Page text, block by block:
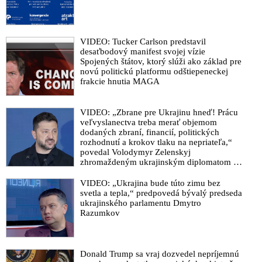
Donald Trump otočil a podporil hlasovanie o zverejnení spisov
týkajúcich sa organizátora pedofilnej siete Jeffreyho Epsteina.
„Nemáme čo skrývať,“ vyhlásil prezident USA
Donald Trump v primárkach do Kongresu nepodporí svoju
republikánsku podporovateľku Marjorie Taylor Greeneovú,
ktorá požaduje zverejnenie všetkých dokumentov súvisiacich s
kauzou Jeffreyho Epsteina, kritizovala prezidentovo
Pásme Gazy nazvala genocídou. Šéf Bieleho domu ju označil
za „zradkyňu“ republikánov. Rovnakým spôsobom zaútočil aj
na libertariánskeho republikánskeho kongresmana Thomasa
Massieho, ktorý prehovoril o negatívnom vplyve nátlakovej
skupiny AIPAC na tvorbu americkej politiky v prospech štátu
Donald Trump chce nechať vyšetrovať napojenie exprezidenta
Billa Clintona, americkej banky JPMorgan Chase, bývalého
prezidenta Harvardovej univerzity Larryho Summersa a
ďalších osôb na organizátora pedofilnej siete Jeffreyho
Epsteina
Exminister zahraničia Miroslav Lajčák komentoval svoju
VIDEO: Tucker Carlson predstavil
desaťbodový manifest svojej vízie
Spojených štátov, ktorý slúži ako základ pre
novú politickú platformu odštiepeneckej
frakcie hnutia MAGA
VIDEO: „Zbrane pre Ukrajinu hneď! Prácu
veľvyslanectva treba merať objemom
dodaných zbraní, financií, politických
rozhodnutí a krokov tlaku na nepriateľa,“
povedal Volodymyr Zelenskyj
zhromaždeným ukrajinským diplomatom v
že USA Ukrajine nedodajú protiraketové
systémy Patriot
VIDEO: „Ukrajina bude túto zimu bez
svetla a tepla,“ predpovedá bývalý predseda
ukrajinského parlamentu Dmytro
Razumkov
Donald Trump sa vraj dozvedel nepríjemnú